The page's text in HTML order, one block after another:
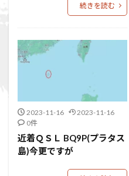
続きを読む
2023-11-16
2023-11-16
0件
近着ＱＳＬ BQ9P(プラタス
島)今更ですが